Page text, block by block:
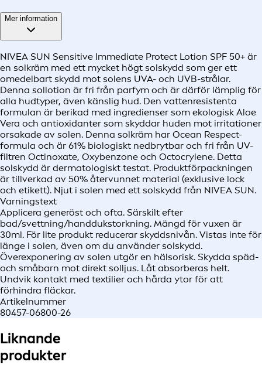
Mer information
NIVEA SUN Sensitive Immediate Protect Lotion SPF 50+ är
en solkräm med ett mycket högt solskydd som ger ett
omedelbart skydd mot solens UVA- och UVB-strålar.
Denna sollotion är fri från parfym och är därför lämplig för
alla hudtyper, även känslig hud. Den vattenresistenta
formulan är berikad med ingredienser som ekologisk Aloe
Vera och antioxidanter som skyddar huden mot irritationer
orsakade av solen. Denna solkräm har Ocean Respect-
formula och är 61% biologiskt nedbrytbar och fri från UV-
filtren Octinoxate, Oxybenzone och Octocrylene. Detta
solskydd är dermatologiskt testat. Produktförpackningen
är tillverkad av 50% återvunnet material (exklusive lock
och etikett). Njut i solen med ett solskydd från NIVEA SUN.
Varningstext
Applicera generöst och ofta. Särskilt efter
bad/svettning/handdukstorkning. Mängd för vuxen är
30ml. För lite produkt reducerar skyddsnivån. Vistas inte för
länge i solen, även om du använder solskydd.
Överexponering av solen utgör en hälsorisk. Skydda späd-
och småbarn mot direkt solljus. Låt absorberas helt.
Undvik kontakt med textilier och hårda ytor för att
förhindra fläckar.
Artikelnummer
80457-06800-26
Liknande
produkter